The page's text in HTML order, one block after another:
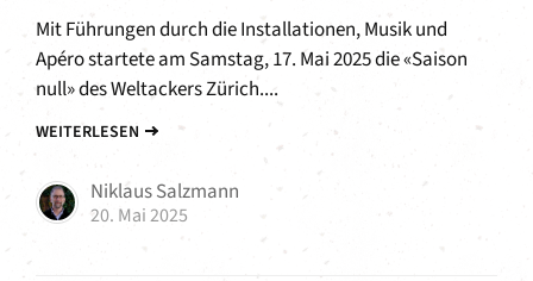
Mit Führungen durch die Installationen, Musik und
Apéro startete am Samstag, 17. Mai 2025 die «Saison
null» des Weltackers Zürich....
WEITERLESEN
Niklaus Salzmann
20. Mai 2025